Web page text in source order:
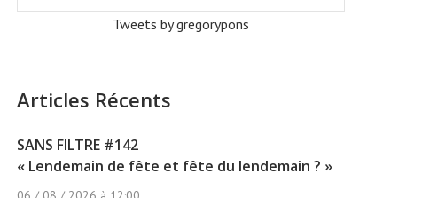
Tweets by gregorypons
Articles Récents
SANS FILTRE #142
« Lendemain de fête et fête du lendemain ? »